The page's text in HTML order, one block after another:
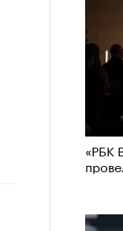
«РБК